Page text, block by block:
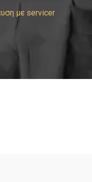
με servicer